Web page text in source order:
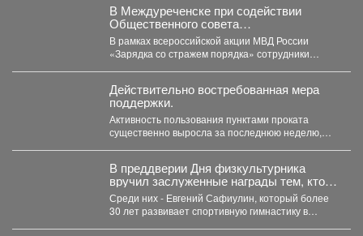
В Междуреченске при содействии
Общественного совета
полицейские провели утреннюю зарядку
для детей из лагеря дневного
пребывания
В рамках всероссийской акции МВД России
«Зарядка со стражем порядка» сотрудники
Действительно востребованная мера
поддержки.
Активность пользования пунктами проката
существенно выросла за последнюю неделю,
В преддверии Дня физкультурника
вручил заслуженные награды тем, кто
посвятил свою жизнь спорту и
воспитанию чемпионов.
Среди них - Евгений Сафиулин, который более
30 лет развивает спортивную гимнастику в